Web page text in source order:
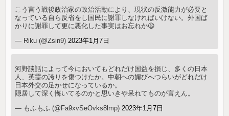
こう言う戦後政治家の政治活動により、現状の反激能力が必要と
なっている自ら反省をし国民に謝罪しなければいけない。外国ば
かりに謝罪して更に悪化した事実はお忘れか😦
— Riku (@Zsin9) 2023年1月7日
河野談話によって今においてもどれだけ国益を損じ、多くの日本
人、英霊の誇りを傷つけたか。中朝への媚びへつらいがどれだけ
日本外交の足かせになっているか。
隠居して深く悔いてるのかと思いきや呆れてものが言えん。
— もふもふ (@Fa9xvSeOvks8lmp) 2023年1月7日